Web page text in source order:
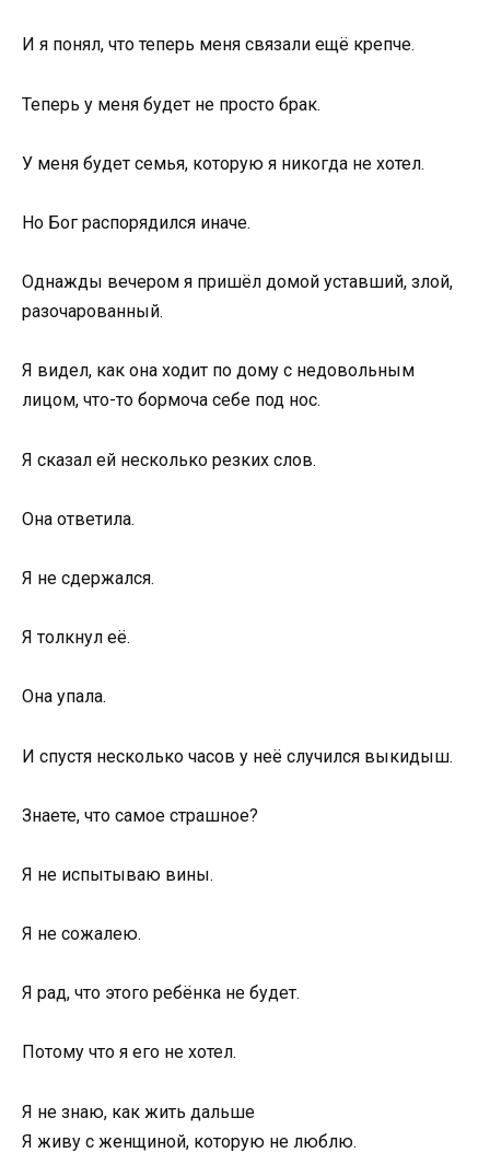
И я понял, что теперь меня связали ещё крепче.
Теперь у меня будет не просто брак.
У меня будет семья, которую я никогда не хотел.
Но Бог распорядился иначе.
Однажды вечером я пришёл домой уставший, злой,
разочарованный.
Я видел, как она ходит по дому с недовольным
лицом, что-то бормоча себе под нос.
Я сказал ей несколько резких слов.
Она ответила.
Я не сдержался.
Я толкнул её.
Она упала.
И спустя несколько часов у неё случился выкидыш.
Знаете, что самое страшное?
Я не испытываю вины.
Я не сожалею.
Я рад, что этого ребёнка не будет.
Потому что я его не хотел.
Я не знаю, как жить дальше
Я живу с женщиной, которую не люблю.